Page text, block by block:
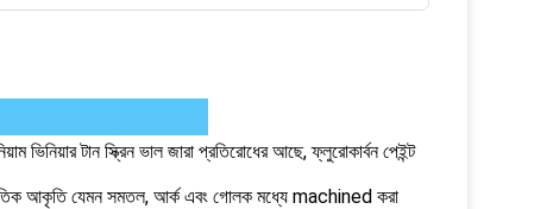
ভিনিয়ার টান স্ক্রিন ভাল জারা প্রতিরোধের আছে, ফ্লুরোকার্বন পেইন্ট
আকৃতি যেমন সমতল, আর্ক এবং গোলক মধ্যে machined করা